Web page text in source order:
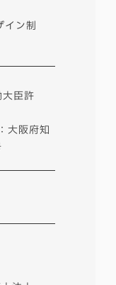
イン制
臣許
大阪府知